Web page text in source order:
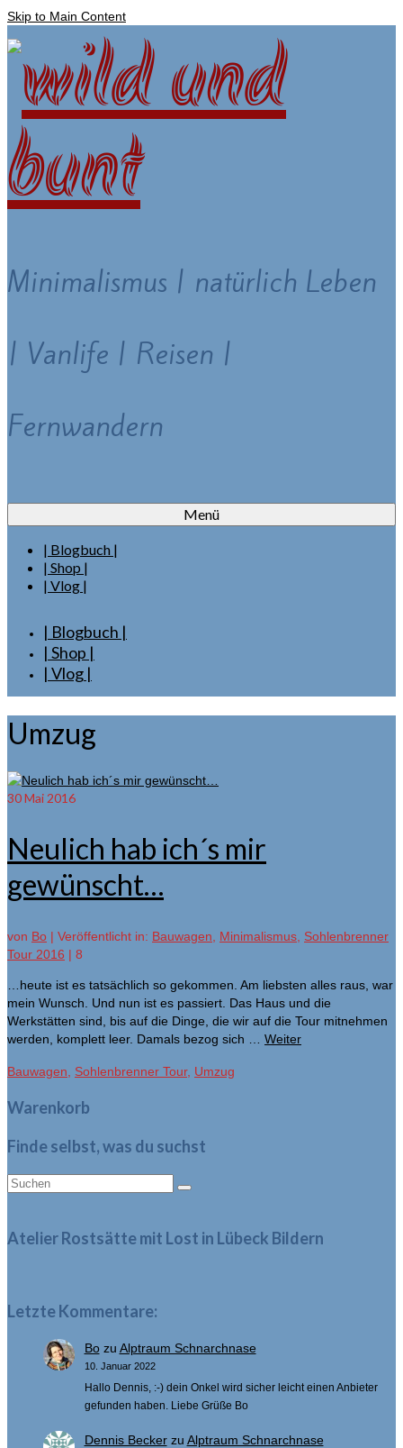
Skip to Main Content
Minimalismus | natürlich Leben
| Vanlife | Reisen |
Fernwandern
Menü
| Blogbuch |
| Shop |
| Vlog |
| Blogbuch |
| Shop |
| Vlog |
Umzug
30Mai 2016
Neulich hab ich´s mir
gewünscht…
von Bo | Veröffentlicht in: Bauwagen Minimalismus Sohlenbrenner
Tour 2016 | 8
…heute ist es tatsächlich so gekommen. Am liebsten alles raus, war
mein Wunsch. Und nun ist es passiert. Das Haus und die
Werkstätten sind, bis auf die Dinge, die wir auf die Tour mitnehmen
werden, komplett leer. Damals bezog sich … Weiter
Bauwagen Sohlenbrenner Tour, Umzug
Warenkorb
Finde selbst, was du suchst
Suche
Atelier Rostsätte mit Lost in Lübeck Bildern
Letzte Kommentare:
Bozu Alptraum Schnarchnase
10. Januar 2022
Hallo Dennis, :-) dein Onkel wird sicher leicht einen Anbieter
gefunden haben. Liebe Grüße Bo
Dennis Beckerzu Alptraum Schnarchnase